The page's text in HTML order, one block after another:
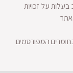
על זכויות
המפורסמים